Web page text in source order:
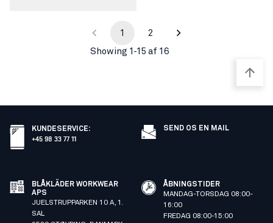
1 2
Showing 1-15 af 16
KUNDESERVICE:
+45 98 33 77 11
SEND OS EN MAIL
BLÅKLÄDER WORKWEAR
APS
JUELSTRUPPARKEN 10 A, 1.
SAL
ÅBNINGSTIDER
MANDAG-TORSDAG 08:00-
16:00
FREDAG 08:00-15:00